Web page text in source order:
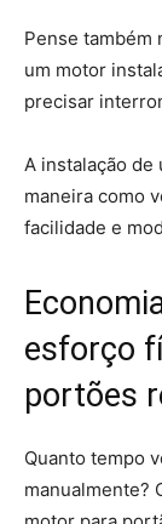
Pense também
um motor
precisar
A instalação de
maneira como
facilidade e
esforço
portões
Quanto tempo
manualmente?